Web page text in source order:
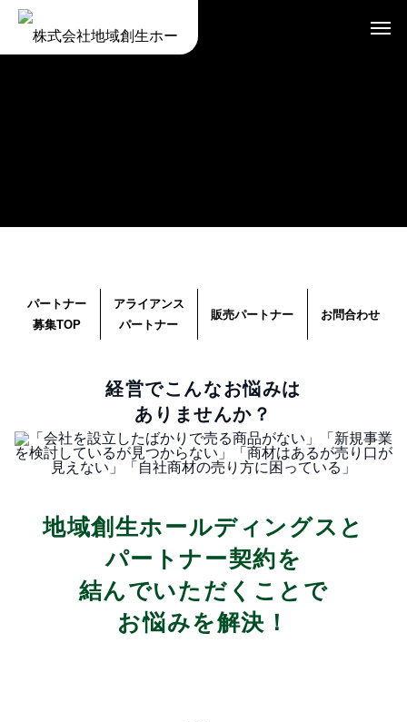
パートナー
募集TOP
アライアンス
パートナー
販売パートナー お問合わせ
経営でこんなお悩みは
ありませんか？
地域創生ホールディングスと
パートナー契約を
結んでいただくことで
お悩みを解決！